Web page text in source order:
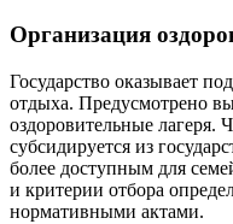
Организация
Государство оказывает
отдыха. Предусмотрено
оздоровительные лагеря.
субсидируется из
более доступным для
и критерии отбора
нормативными актами.